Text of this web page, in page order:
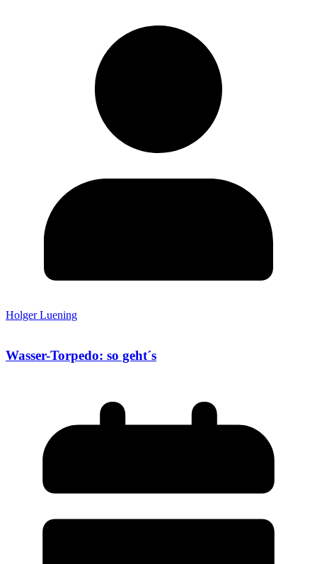
Holger Luening
Wasser-Torpedo: so geht´s